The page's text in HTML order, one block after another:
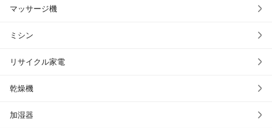
マッサージ機
ミシン
リサイクル家電
乾燥機
加湿器